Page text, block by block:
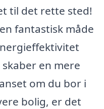
til det rette sted!
fantastisk måde
en mere
om du bor i
bolig, er det